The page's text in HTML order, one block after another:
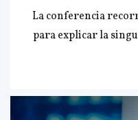
La conferencia
para explicar la